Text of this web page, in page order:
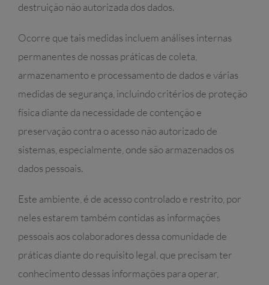
destruição não autorizada dos dados.
Ocorre que tais medidas incluem análises internas
permanentes de nossas práticas de coleta,
armazenamento e processamento de dados e várias
medidas de segurança, incluindo critérios de proteção
física diante da necessidade de contenção e
preservação contra o acesso não autorizado de
sistemas, especialmente, onde são armazenados os
dados pessoais.
Este ambiente, é de acesso controlado e restrito, por
neles estarem também contidas as informações
pessoais aos colaboradores dessa comunidade de
práticas diante do requisito legal, que precisam ter
conhecimento dessas informações para operar,